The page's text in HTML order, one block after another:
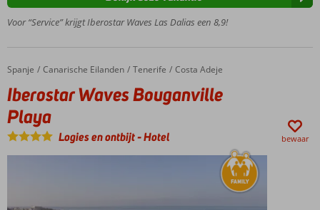
zwembaden
kinderbad
Verblijf
Inclusive
Voor “Service” krijgt Iberostar Waves Las Dalias een 8,9!
Home
Spanje Canarische Eilanden Tenerife Costa Adeje
Iberostar Waves Bouganville Playa
Iberostar Waves Bouganville
Playa
Logies en ontbijt-Hotel bewaar